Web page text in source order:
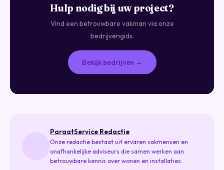
Hulp nodig bij uw project?
Vind een betrouwbare vakman via onze
bedrijvengids.
Bekijk bedrijven →
ParaatService Redactie
Onze redactie bestaat uit ervaren vakmensen en
onafhankelijke adviseurs die samen werken aan
betrouwbare kennis over wonen en installaties.